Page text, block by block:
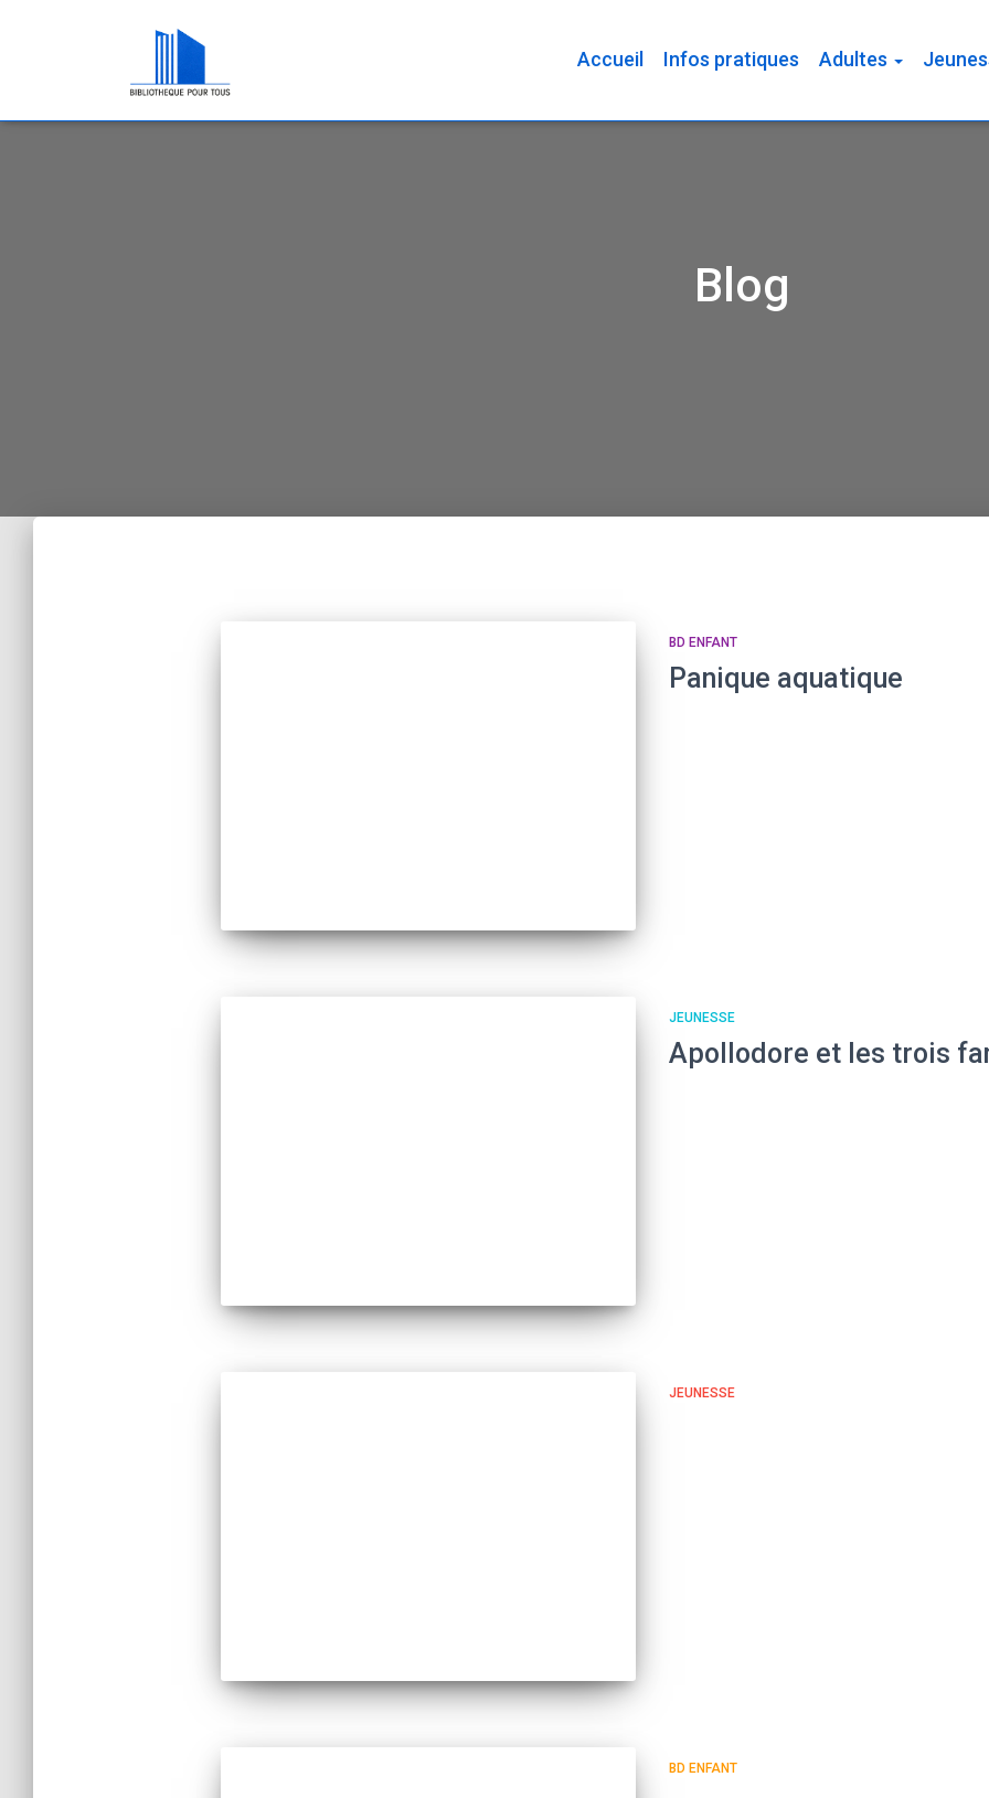
Accueil Infos pratiques Adultes
Blog
BD ENFANT
Panique aquatique
JEUNESSE
Apollodore et les trois
JEUNESSE
BD ENFANT